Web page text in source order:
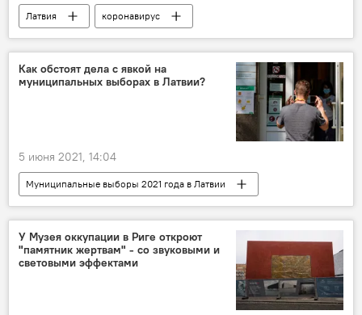
Латвия коронавирус
Как обстоят дела с явкой на
муниципальных выборах в Латвии?
5 июня 2021, 14:04
Муниципальные выборы 2021 года в Латвии
Латвия
У Музея оккупации в Риге откроют
"памятник жертвам" - со звуковыми и
световыми эффектами